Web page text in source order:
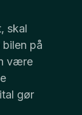
skal
på
være
gør